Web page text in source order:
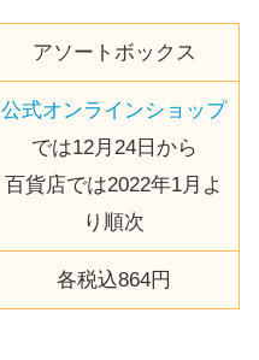
アソートボックス
公式オンラインショップ
では12月24日から
百貨店では2022年1月よ
り順次
各税込864円